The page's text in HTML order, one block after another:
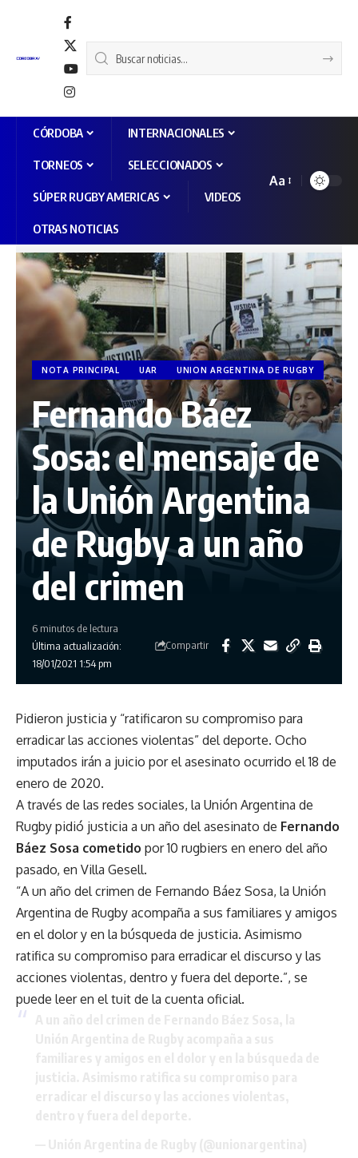
CÓRDOBA INTERNACIONALES
TORNEOS SELECCIONADOS
SÚPER RUGBY AMERICAS VIDEOS
OTRAS NOTICIAS
Aa
NOTA PRINCIPAL UAR UNION ARGENTINA DE RUGBY
Fernando Báez
Sosa: el mensaje de
la Unión Argentina
de Rugby a un año
del crimen
Última actualización:
18/01/2021 1:54 pm
6 minutos de lectura
Compartir
Pidieron justicia y “ratificaron su compromiso para
erradicar las acciones violentas” del deporte. Ocho
imputados irán a juicio por el asesinato ocurrido el 18 de
enero de 2020.
A través de las redes sociales, la Unión Argentina de
Rugby pidió justicia a un año del asesinato de Fernando
Báez Sosa cometido por 10 rugbiers en enero del año
pasado, en Villa Gesell.
“A un año del crimen de Fernando Báez Sosa, la Unión
Argentina de Rugby acompaña a sus familiares y amigos
en el dolor y en la búsqueda de justicia. Asimismo
ratifica su compromiso para erradicar el discurso y las
acciones violentas, dentro y fuera del deporte.”, se
puede leer en el tuit de la cuenta oficial.